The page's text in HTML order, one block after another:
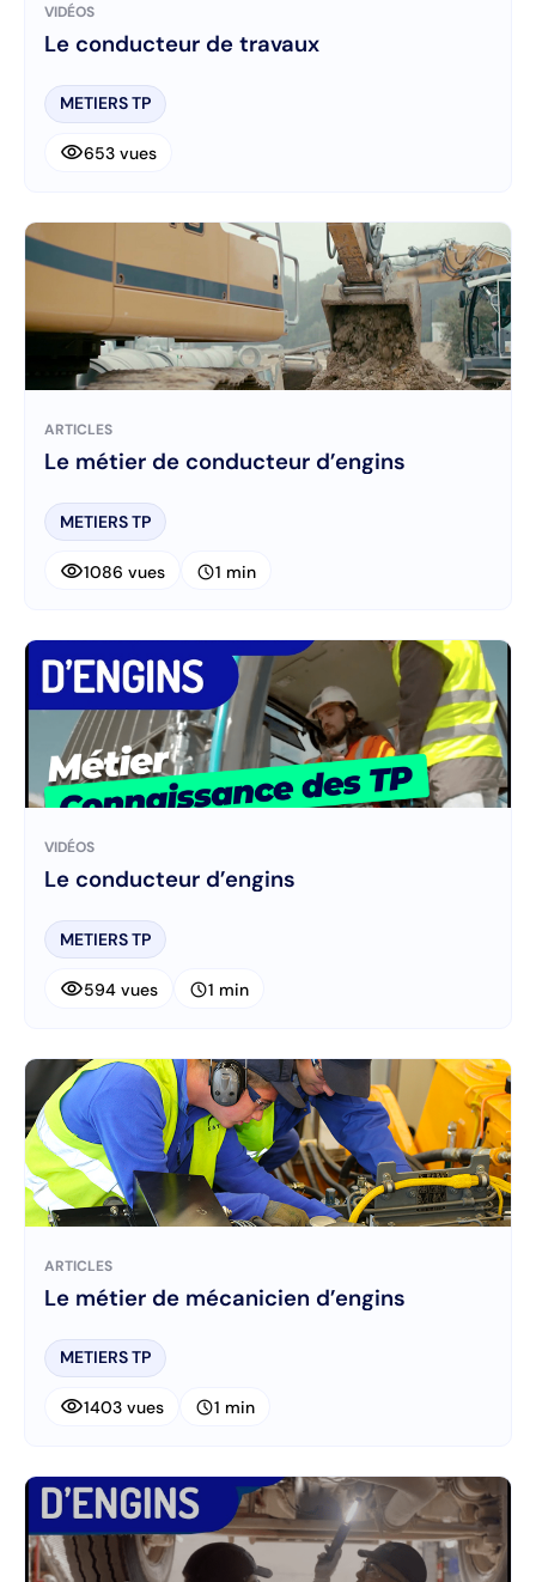
VIDÉOS
Le conducteur de travaux
METIERS TP
visibility653 vues
ARTICLES
Le métier de conducteur d’engins
METIERS TP
visibility1086 vues schedule1 min
VIDÉOS
Le conducteur d’engins
METIERS TP
visibility594 vues schedule1 min
ARTICLES
Le métier de mécanicien d’engins
METIERS TP
visibility1403 vues schedule1 min